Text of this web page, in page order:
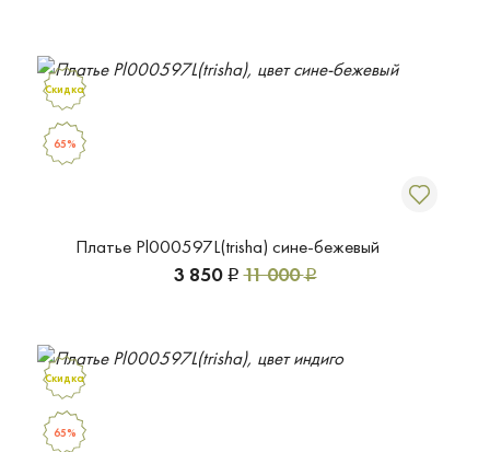
Платье Pl000597L(trisha) сине-бежевый
3 850 Р 11 000Р
Скидка
65%
Скидка
65%